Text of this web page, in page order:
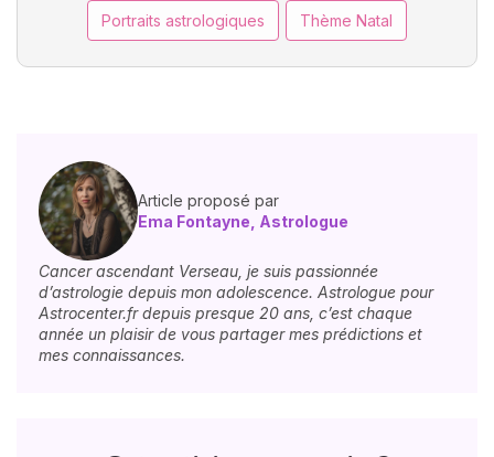
Portraits astrologiques Thème Natal
Article proposé par
Ema Fontayne, Astrologue
Cancer ascendant Verseau, je suis passionnée
d’astrologie depuis mon adolescence. Astrologue pour
Astrocenter.fr depuis presque 20 ans, c’est chaque
année un plaisir de vous partager mes prédictions et
mes connaissances.